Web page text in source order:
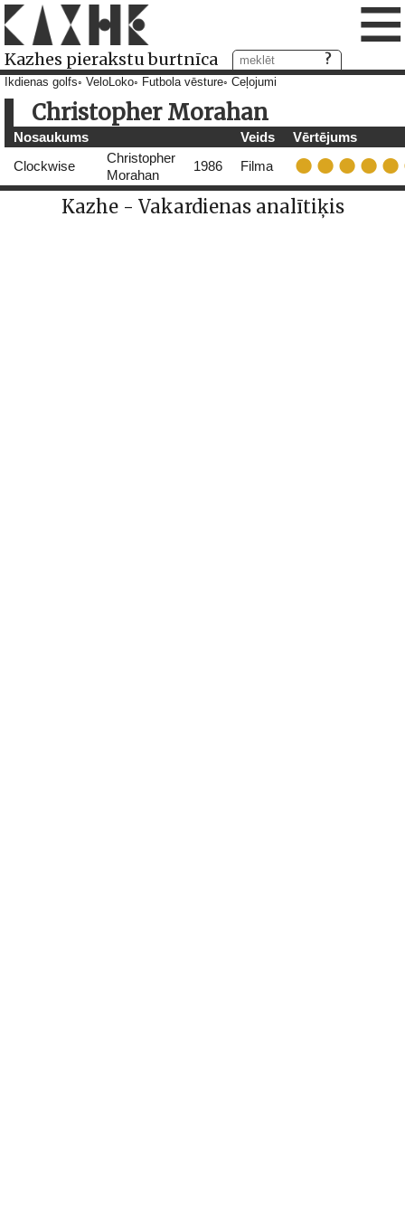
Kazhes pierakstu burtnīca ≡
Ikdienas golfs VeloLoko Futbola vēsture Ceļojumi
Christopher Morahan
Nosaukums Veids
Vērtējums
Clockwise
Christopher
Morahan
1986 Filma
Kazhe - Vakardienas analītiķis